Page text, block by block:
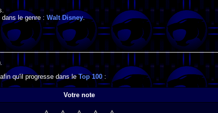
.
le genre : Walt Disney.
qu'il progresse dans leTop 100 :
Votre note